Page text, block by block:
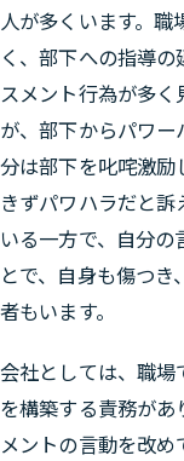
人が多くいます。
く、部下への指導
スメント行為が多
が、部下からパワ
分は部下を叱咤激
きずパワハラだと
いる一方で、自分
とで、自身も傷つ
者もいます。
会社としては、職
を構築する責務が
メントの言動を改